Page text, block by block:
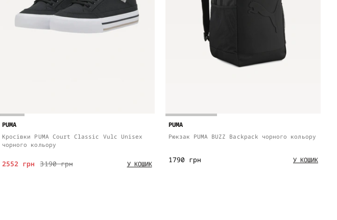
PUMA
Кросівки PUMA Court Classic Vulc Unisex
чорного кольору
3190 грн
2552 грн У КОШИК
PUMA
Рюкзак PUMA BUZZ Backpack чорного кольору
1790 грн У КОШИК